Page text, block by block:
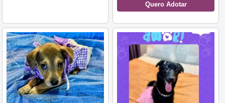
Quero Adotar